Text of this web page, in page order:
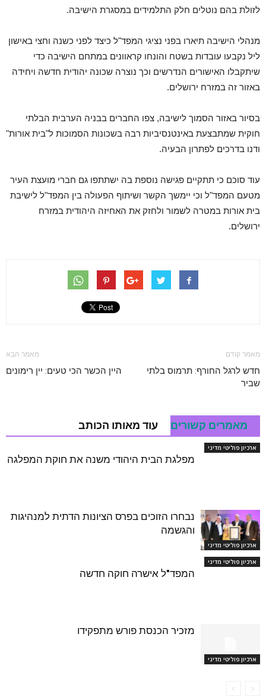
לזולת בהם נוטלים חלק התלמידים במסגרת הישיבה.
מנהלי הישיבה תיארו בפני נציגי המפד"ל כיצד לפני כשנה וחצי באישון
ליל נקבעו עובדות בשטח והונחו קראוונים במתחם הישיבה כדי
שיתקבלו האישורים הנדרשים וכך נוצרה שכונה יהודית חדשה ויחידה
באזור זה במזרח ירושלים.
בסיור באזור הסמוך לישיבה, צפו החברים בבניה הערבית הבלתי
חוקית שמתבצעת באינטנסיביות רבה בשכונות הסמוכות ל"בית אורות"
ודנו בדרכים לפתרון הבעיה.
עוד סוכם כי תתקיים פגישה נוספת בה ישתתפו גם חברי מועצת העיר
מטעם המפד"ל וכי יימשך הקשר ושיתוף הפעולה בין המפד"ל לישיבת
בית אורות במטרה לשמור ולחזק את האחיזה היהודית במזרח
ירושלים.
מאמר קודם
חדש לרגל החורף: תרמוס בלתי
שביר
מאמר הבא
היין הכשר הכי טעים: יין רימונים
מאמרים קשורים עוד מאותו הכותב
ארכיון פוליטי מדיני
מפלגת הבית היהודי משנה את חוקת המפלגה
ארכיון פוליטי מדיני
נבחרו הזוכים בפרס הציונות הדתית למנהיגות
והגשמה
ארכיון פוליטי מדיני
המפד"ל אישרה חוקה חדשה
ארכיון פוליטי מדיני
מזכיר הכנסת פורש מתפקידו